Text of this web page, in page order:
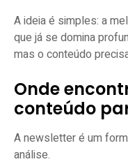
A ideia é simples: a
que já se domina
mas o conteúdo
Onde
conteúdo
A newsletter é um
análise.